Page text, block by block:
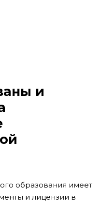
и
образования имеет
и лицензии в